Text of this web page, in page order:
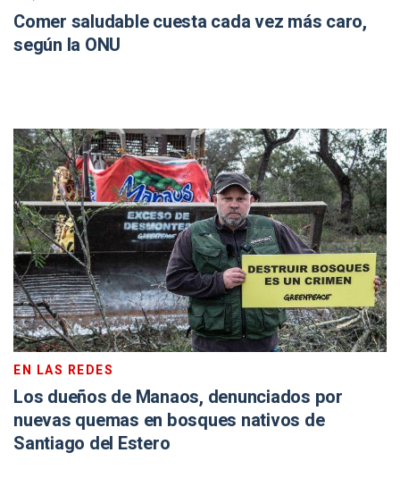
Comer saludable cuesta cada vez más caro,
según la ONU
EN LAS REDES
Los dueños de Manaos, denunciados por
nuevas quemas en bosques nativos de
Santiago del Estero